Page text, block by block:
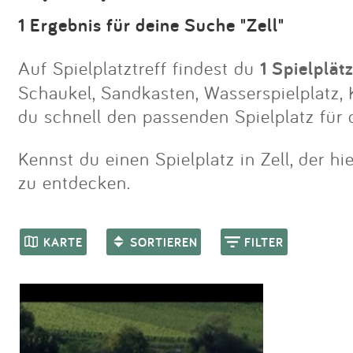
1 Ergebnis für deine Suche "Zell"
Auf Spielplatztreff findest du 1
Schaukel, Sandkasten,
du schnell den passenden Spielplatz
Kennst du einen Spielplatz in Zell, der
zu entdecken.
KARTE SORTIEREN FILTER